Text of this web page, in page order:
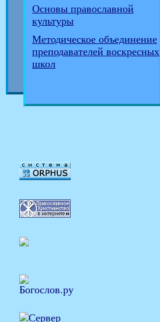
Основы православной
культуры
Методическое объединение
преподавателей воскресных
школ